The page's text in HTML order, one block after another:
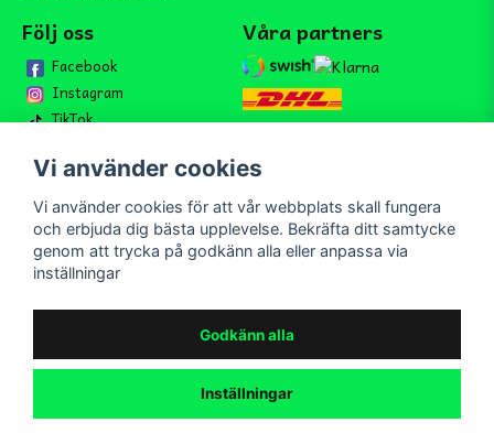
Följ oss
Facebook
Instagram
TikTok
Våra partners
Bli medlem i vårt nyhetsbrev
email
Mejladress Skicka
Bli medlem i vårt nyhetsbrev och ta del av våra nyheter och
Vi använder cookies
Vi använder cookies för att vår webbplats skall fungera
och erbjuda dig bästa upplevelse. Bekräfta ditt samtycke
genom att trycka på godkänn alla eller anpassa via
inställningar
Godkänn alla
Inställningar